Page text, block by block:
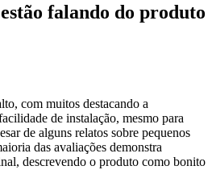
falando do produto
com muitos destacando a
de instalação, mesmo para
de alguns relatos sobre pequenos
das avaliações demonstra
descrevendo o produto como bonito